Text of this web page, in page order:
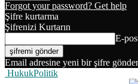
Forgot your password? Get help
Şifre kurtarma
Şifrenizi Kurtarın
E-
Email adresine yeni bir şifre
HukukPolitik